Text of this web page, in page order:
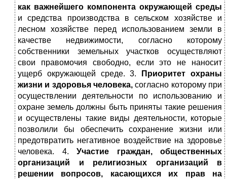
как важнейшего компонента окружающей среды
и средства производства в сельском хозяйстве и
лесном хозяйстве перед использованием земли в
качестве недвижимости, согласно которому
собственники земельных участков осуществляют
свои правомочия свободно, если это не наносит
ущерб окружающей среде. 3.
Приоритет охраны
жизни и здоровья человека,согласно которому при
осуществлении деятельности по использованию и
охране земель должны быть приняты такие решения
и осуществлены такие виды деятельности, которые
позволили бы обеспечить сохранение жизни или
предотвратить негативное воздействие на здоровье
человека. 4. Участие граждан, общественных
организаций и религиозных организаций в
решении вопросов, касающихся их прав на